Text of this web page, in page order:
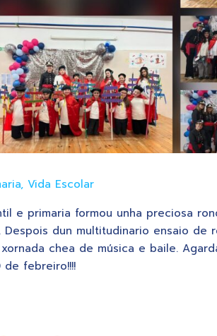
, Vida Escolar
e primaria formou unha preciosa
dun multitudinario ensaio de
chea de música e baile.
febreiro!!!!